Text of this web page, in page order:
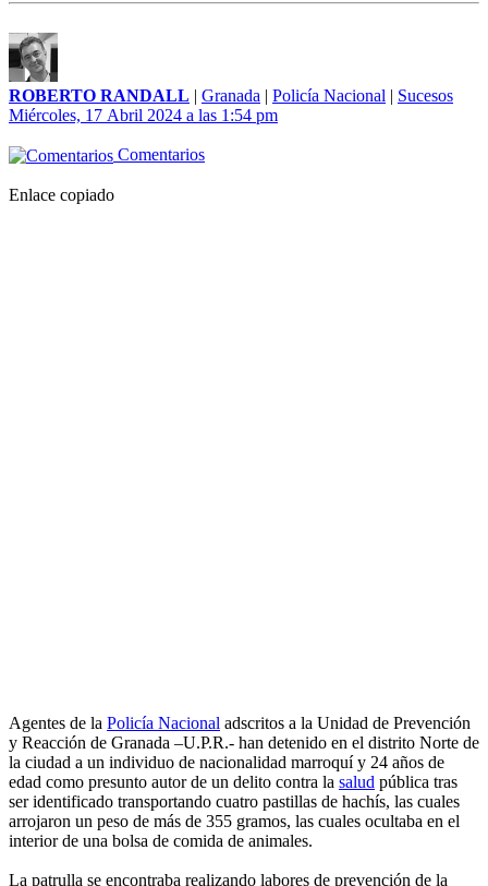
ROBERTO RANDALL | Granada | Policía Nacional | Sucesos
Miércoles, 17 Abril 2024 a las 1:54 pm
Comentarios
Enlace copiado
Agentes de la Policía Nacional adscritos a la Unidad de Prevención
y Reacción de Granada –U.P.R.- han detenido en el distrito Norte de
la ciudad a un individuo de nacionalidad marroquí y 24 años de
edad como presunto autor de un delito contra la salud pública tras
ser identificado transportando cuatro pastillas de hachís, las cuales
arrojaron un peso de más de 355 gramos, las cuales ocultaba en el
interior de una bolsa de comida de animales.
La patrulla se encontraba realizando labores de prevención de la